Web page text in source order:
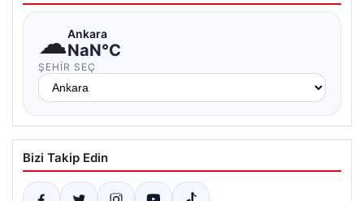
☁Ankara
NaN°C
ŞEHIR SEÇ
Bizi Takip Edin